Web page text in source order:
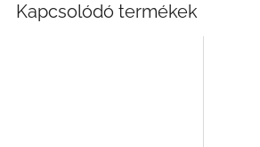
Kapcsolódó termékek